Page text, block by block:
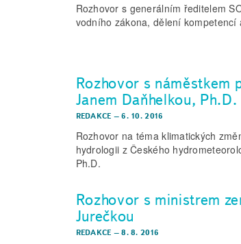
Rozhovor s generálním ředitelem
vodního zákona, dělení kompetencí
Rozhovor s náměstkem
Janem Daňhelkou, Ph.D.
REDAKCE –6. 10. 2016
Rozhovor na téma klimatických
hydrologii z Českého
Ph.D.
Rozhovor s ministrem
Jurečkou
REDAKCE –8. 8. 2016